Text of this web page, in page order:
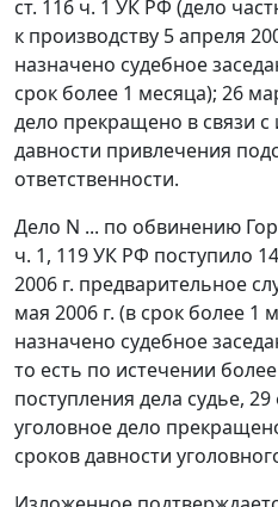
ст. 116 ч. 1 УК РФ (дело
к производству 5 апреля
назначено судебное
срок более 1 месяца); 26
дело прекращено в связи
давности привлечения
ответственности.
Дело N ... по обвинению
ч. 1, 119УК РФ поступило
2006 г. предварительное
мая 2006 г. (в срок более 1
назначено судебное
то есть по истечении
поступления дела судье, 29
уголовное дело
сроков давности